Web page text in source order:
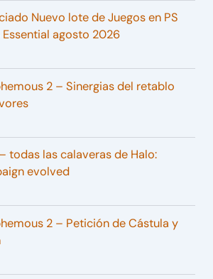
Nuevo lote de Juegos en PS
Essential agosto 2026
2 – Sinergias del retablo
todas las calaveras de Halo:
evolved
2 – Petición de Cástula y